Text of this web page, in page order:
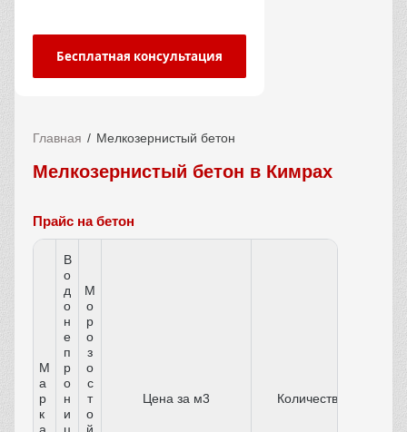
Бесплатная консультация
Главная Мелкозернистый бетон
Мелкозернистый бетон в Кимрах
Прайс на бетон
М
а
р
к
В
о
д
о
н
е
п
р
о
н
и
М
о
р
о
з
о
с
т
о
Цена за м3 Количество